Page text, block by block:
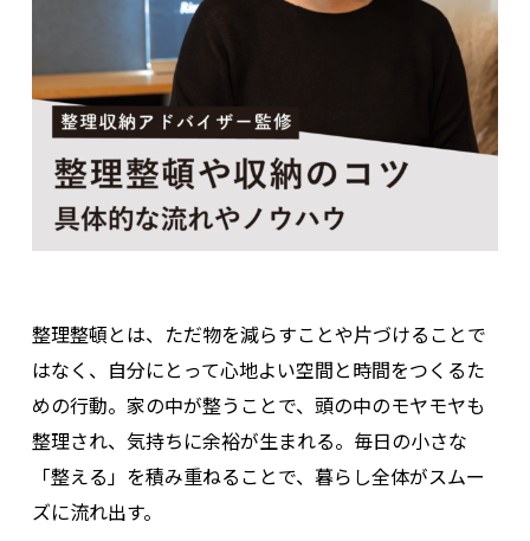
整理整頓とは、ただ物を減らすことや片づけることで
はなく、自分にとって心地よい空間と時間をつくるた
めの行動。家の中が整うことで、頭の中のモヤモヤも
整理され、気持ちに余裕が生まれる。毎日の小さな
「整える」を積み重ねることで、暮らし全体がスムー
ズに流れ出す。